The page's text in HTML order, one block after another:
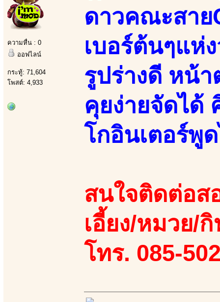
ความหื่น : 0
ออฟไลน์
กระทู้: 71,604
โพสต์: 4,933
ดาวคณะสา
เบอร์ต้นๆแห่
รูปร่างดี หน้
คุยง่ายจัดได้
โกอินเตอร์พู
สนใจติดต่อส
เอี้ยง/หมวย/
โทร. 085-